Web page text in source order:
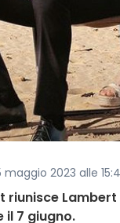
maggio 2023 alle
il 7 giugno.